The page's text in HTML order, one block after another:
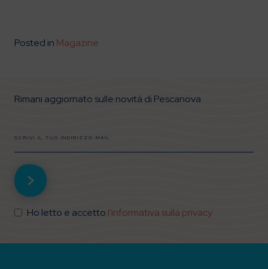
Posted in Magazine
Rimani aggiornato sulle novità di Pescanova
Ho letto e accetto l'informativa sulla privacy